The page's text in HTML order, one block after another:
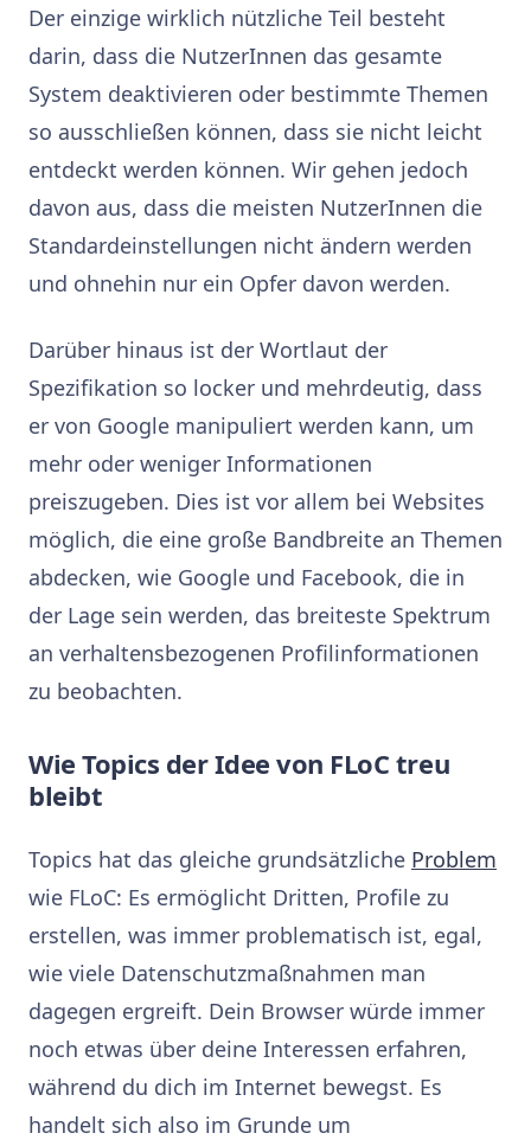
Der einzige wirklich nützliche Teil besteht
darin, dass die NutzerInnen das gesamte
System deaktivieren oder bestimmte Themen
so ausschließen können, dass sie nicht leicht
entdeckt werden können. Wir gehen jedoch
davon aus, dass die meisten NutzerInnen die
Standardeinstellungen nicht ändern werden
und ohnehin nur ein Opfer davon werden.
Darüber hinaus ist der Wortlaut der
Spezifikation so locker und mehrdeutig, dass
er von Google manipuliert werden kann, um
mehr oder weniger Informationen
preiszugeben. Dies ist vor allem bei Websites
möglich, die eine große Bandbreite an Themen
abdecken, wie Google und Facebook, die in
der Lage sein werden, das breiteste Spektrum
an verhaltensbezogenen Profilinformationen
zu beobachten.
Wie Topics der Idee von FLoC treu
bleibt
Topics hat das gleiche grundsätzliche Problem
wie FLoC: Es ermöglicht Dritten, Profile zu
erstellen, was immer problematisch ist, egal,
wie viele Datenschutzmaßnahmen man
dagegen ergreift. Dein Browser würde immer
noch etwas über deine Interessen erfahren,
während du dich im Internet bewegst. Es
handelt sich also im Grunde um